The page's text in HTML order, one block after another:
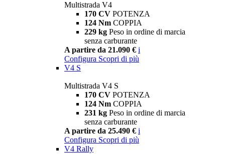
Multistrada V4
170 CV POTENZA
124 Nm COPPIA
229 kg Peso in ordine di marcia
senza carburante
A partire da 21.090 € i
Configura Scopri di più
V4 S
Multistrada V4 S
170 CV POTENZA
124 Nm COPPIA
231 kg Peso in ordine di marcia
senza carburante
A partire da 25.490 € i
Configura Scopri di più
V4 Rally